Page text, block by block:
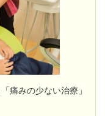
「痛みの少ない治療」